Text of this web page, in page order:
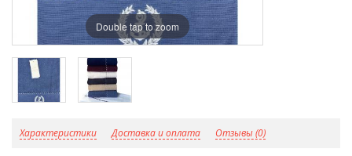
Double tap to zoom
Характеристики Доставка и оплата Отзывы (0)